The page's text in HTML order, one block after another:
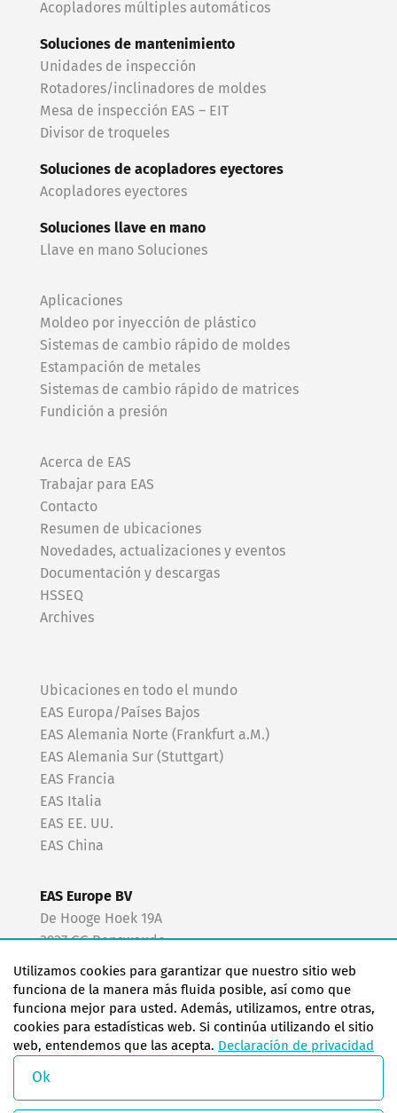
Acopladores múltiples automáticos
Soluciones de mantenimiento
Unidades de inspección
Rotadores/inclinadores de moldes
Mesa de inspección EAS – EIT
Divisor de troqueles
Soluciones de acopladores eyectores
Acopladores eyectores
Soluciones llave en mano
Llave en mano Soluciones
Aplicaciones
Moldeo por inyección de plástico
Sistemas de cambio rápido de moldes
Estampación de metales
Sistemas de cambio rápido de matrices
Fundición a presión
Acerca de EAS
Trabajar para EAS
Contacto
Resumen de ubicaciones
Novedades, actualizaciones y eventos
Documentación y descargas
HSSEQ
Archives
Ubicaciones en todo el mundo
EAS Europa/Países Bajos
EAS Alemania Norte (Frankfurt a.M.)
EAS Alemania Sur (Stuttgart)
EAS Francia
EAS Italia
EAS EE. UU.
EAS China
EAS Europe BV
De Hooge Hoek 19A
3927 GG Renswoude
The Netherlands
+31 318 477 010
easfr@easchangesystems.com
Utilizamos cookies para garantizar que nuestro sitio web
funciona de la manera más fluida posible, así como que
funciona mejor para usted. Además, utilizamos, entre otras,
cookies para estadísticas web. Si continúa utilizando el sitio
web, entendemos que las acepta. Declaración de privacidad
Ok